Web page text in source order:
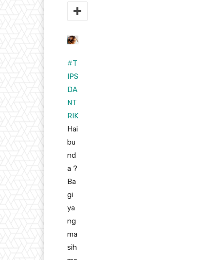
#T
IPS
DA
NT
RIK
Hai
bu
nd
a ?
Ba
gi
ya
ng
ma
sih